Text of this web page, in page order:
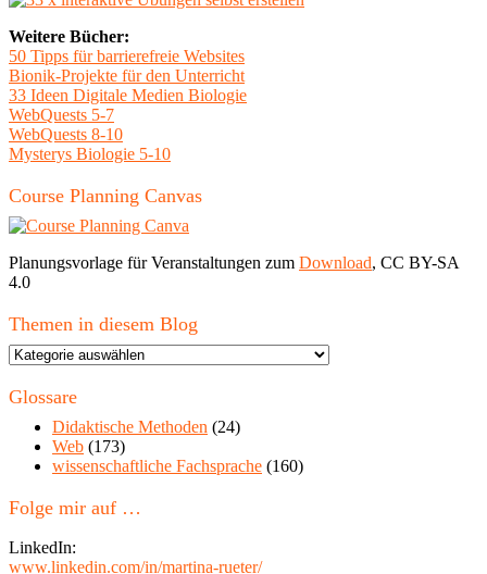
Weitere Bücher:
50 Tipps für barrierefreie Websites
Bionik-Projekte für den Unterricht
33 Ideen Digitale Medien Biologie
WebQuests 5-7
WebQuests 8-10
Mysterys Biologie 5-10
Course Planning Canvas
Planungsvorlage für Veranstaltungen zum Download, CC BY-SA
4.0
Themen in diesem Blog
Themen
diesem
Glossare
Didaktische Methoden (24)
Web (173)
wissenschaftliche Fachsprache (160)
Folge mir auf …
LinkedIn:
www.linkedin.com/in/martina-rueter/